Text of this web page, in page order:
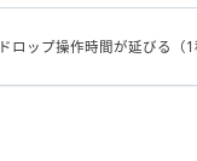
ドロップ操作時間が延びる（1